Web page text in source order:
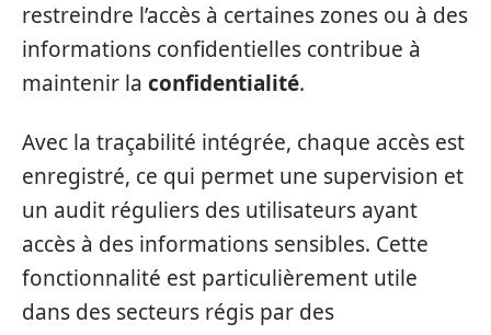
restreindre l’accès à certaines zones ou à des
informations confidentielles contribue à
maintenir la confidentialité.
Avec la traçabilité intégrée, chaque accès est
enregistré, ce qui permet une supervision et
un audit réguliers des utilisateurs ayant
accès à des informations sensibles. Cette
fonctionnalité est particulièrement utile
dans des secteurs régis par des